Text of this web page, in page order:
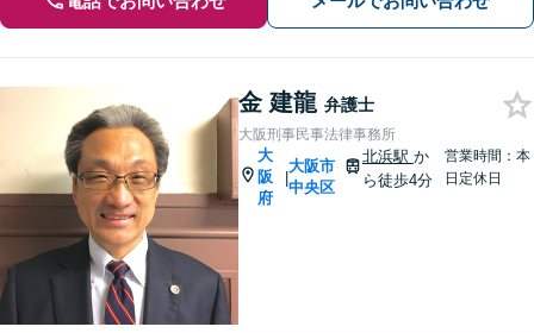
金 建龍 弁護士
大阪刑事民事法律事務所
大
阪
府
|
大阪市
中央区
北浜駅 か
ら徒歩4分
営業時間：本
日定休日